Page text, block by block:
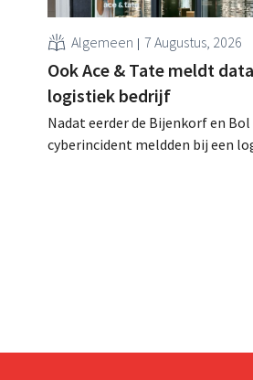
Algemeen 7 Augustus, 2026
Ook Ace & Tate meldt
logistiek bedrijf
Nadat eerder de Bijenkorf en Bol
cyberincident meldden bij een